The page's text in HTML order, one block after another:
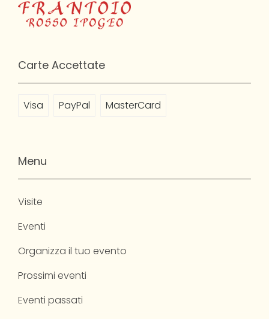
Carte Accettate
Visa PayPal MasterCard
Menu
Visite
Eventi
Organizza il tuo evento
Prossimi eventi
Eventi passati